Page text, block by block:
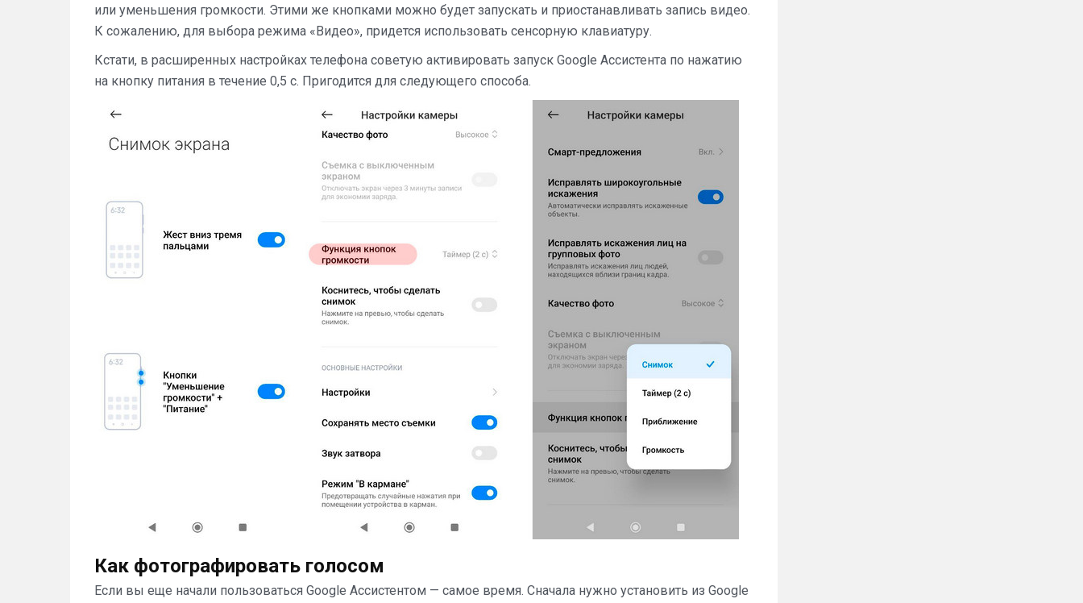
или уменьшения громкости. Этими же кнопками можно будет запускать и приостанавливать запись видео.
К сожалению, для выбора режима «Видео», придется использовать сенсорную клавиатуру.
Кстати, в расширенных настройках телефона советую активировать запуск Google Ассистента по нажатию
на кнопку питания в течение 0,5 с. Пригодится для следующего способа.
Как фотографировать голосом
Если вы еще начали пользоваться Google Ассистентом — самое время. Сначала нужно установить из Google